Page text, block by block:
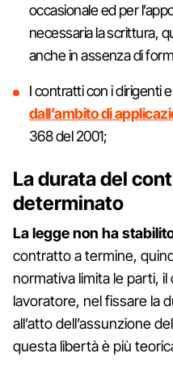
occasionale ed per
necessaria la scrittura,
anche in assenza di
I contratti con i dirigenti
dall’ambito di
368 del 2001;
La durata del
determinato
La legge non ha
contratto a termine,
normativa limita le parti,
lavoratore, nel fissare la
all’atto dell’assunzione
questa libertà è più